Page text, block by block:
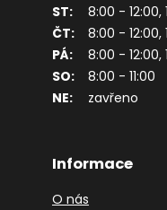
ST:
8:00 - 12:00,
ČT:
8:00 - 12:00,
PÁ:
8:00 - 12:00,
SO:
8:00 - 11:00
NE:
zavřeno
Informace
O nás